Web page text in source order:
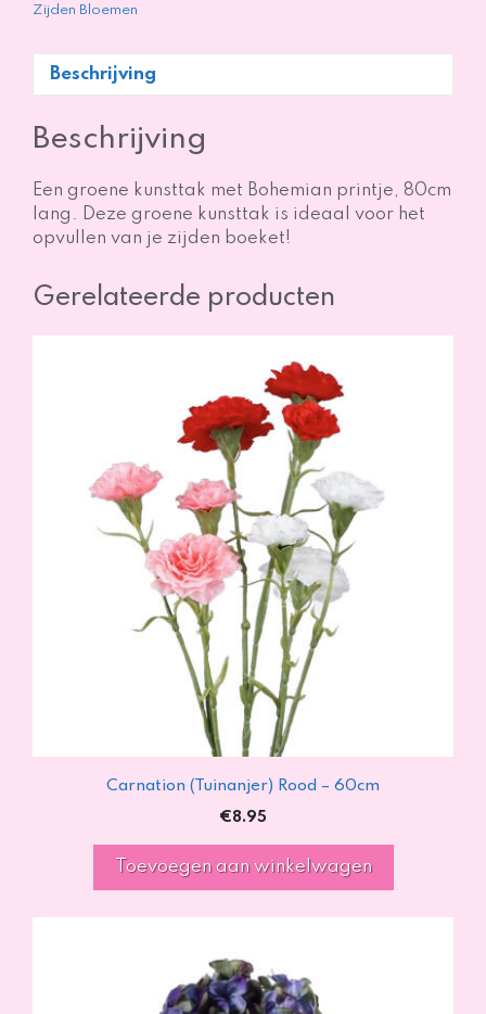
Zijden Bloemen
Beschrijving
Beschrijving
Een groene kunsttak met Bohemian printje, 80cm
lang. Deze groene kunsttak is ideaal voor het
opvullen van je zijden boeket!
Gerelateerde producten
Carnation (Tuinanjer) Rood – 60cm
€8.95
Toevoegen aan winkelwagen